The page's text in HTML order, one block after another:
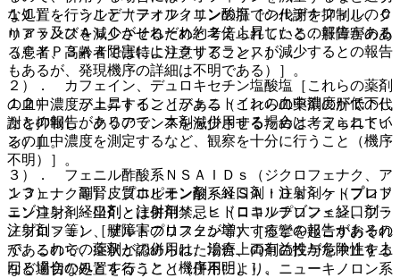
１１）． シルデナフィルクエン酸塩［シルデナフィルのＣ
ｍａｘ及びＡＵＣがそれぞれ約２倍上昇したとの報告がある
（ＣＹＰ３Ａ４阻害によりクリアランスが減少するとの報告
もあるが、発現機序の詳細は不明である）］。
１２）． フェニトイン［フェニトインの血中濃度が低下し
たとの報告があるので、本剤を併用する場合は、フェニトイ
ンの血中濃度を測定するなど、観察を十分に行うこと（機序
不明）］。
１３）． 副腎皮質ホルモン剤＜経口剤・注射剤＞（プレド
ニゾロン＜経口剤・注射剤＞、ヒドロコルチゾン＜経口剤・
注射剤＞等）［腱障害のリスクが増大するとの報告があるの
で、これらの薬剤との併用は、治療上の有益性が危険性を上
回る場合のみとすること（機序不明）］。
な処置を行うこと（テオフィリンの肝での代謝を抑制し、ク
リアランスを減少させるためと考えられている；肝障害のあ
る患者、高齢者では特に注意すること）］。
２）． カフェイン、デュロキセチン塩酸塩［これらの薬剤
の血中濃度が上昇することがある（これらの薬剤の肝での代
謝を抑制し、クリアランスを減少させるためと考えられてい
る）］。
３）． フェニル酢酸系ＮＳＡＩＤｓ（ジクロフェナク、ア
ンフェナク等）、プロピオン酸系ＮＳＡＩＤｓ＜ケトプロフ
ェン注射剤・坐剤とは併用禁忌＞（ロキソプロフェン、プラ
ノプロフェン、ザルトプロフェン等）［痙攣を起こすおそれ
があるので、症状が認められた場合、両剤の投与を中止する
など適切な処置を行うこと（併用により、ニューキノロン系